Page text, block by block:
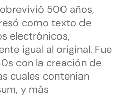
500 años,
como texto de
electrónicos,
igual al original. Fue
con la creación de
cuales contenian
y más